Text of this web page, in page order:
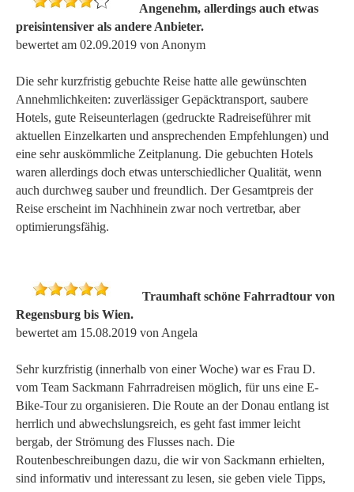
Angenehm, allerdings auch etwas
preisintensiver als andere Anbieter.
bewertet am 02.09.2019 von Anonym
Die sehr kurzfristig gebuchte Reise hatte alle gewünschten
Annehmlichkeiten: zuverlässiger Gepäcktransport, saubere
Hotels, gute Reiseunterlagen (gedruckte Radreiseführer mit
aktuellen Einzelkarten und ansprechenden Empfehlungen) und
eine sehr auskömmliche Zeitplanung. Die gebuchten Hotels
waren allerdings doch etwas unterschiedlicher Qualität, wenn
auch durchweg sauber und freundlich. Der Gesamtpreis der
Reise erscheint im Nachhinein zwar noch vertretbar, aber
optimierungsfähig.
Traumhaft schöne Fahrradtour von
Regensburg bis Wien.
bewertet am 15.08.2019 von Angela
Sehr kurzfristig (innerhalb von einer Woche) war es Frau D.
vom Team Sackmann Fahrradreisen möglich, für uns eine E-
Bike-Tour zu organisieren. Die Route an der Donau entlang ist
herrlich und abwechslungsreich, es geht fast immer leicht
bergab, der Strömung des Flusses nach. Die
Routenbeschreibungen dazu, die wir von Sackmann erhielten,
sind informativ und interessant zu lesen, sie geben viele Tipps,